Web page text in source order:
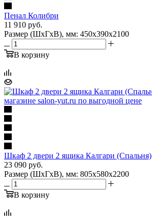
Пенал Колибри
11 910 руб.
Размер (ШхГхВ), мм: 450х390х2100
В корзину
Шкаф 2 двери 2 ящика Калгари (Спальня)
23 090 руб.
Размер (ШхГхВ), мм: 805х580х2200
В корзину